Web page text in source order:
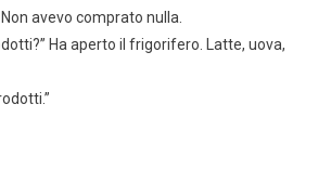
avevo comprato nulla.
Ha aperto il frigorifero. Latte, uova,